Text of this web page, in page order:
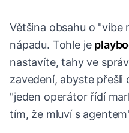
Většina obsahu o "vibe
nápadu. Tohle je
nastavíte, tahy ve
zavedení, abyste přešli
"jeden operátor řídí
tím, že mluví s